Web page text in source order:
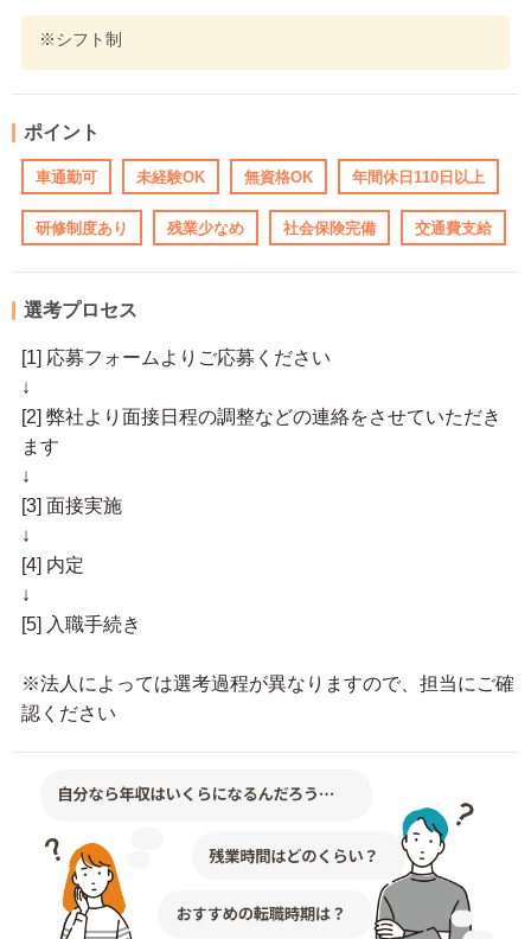
※シフト制
ポイント
車通勤可 未経験OK 無資格OK 年間休日110日以上
研修制度あり 残業少なめ 社会保険完備 交通費支給
選考プロセス
[1] 応募フォームよりご応募ください
↓
[2] 弊社より面接日程の調整などの連絡をさせていただき
ます
↓
[3] 面接実施
↓
[4] 内定
↓
[5] 入職手続き
※法人によっては選考過程が異なりますので、担当にご確
認ください